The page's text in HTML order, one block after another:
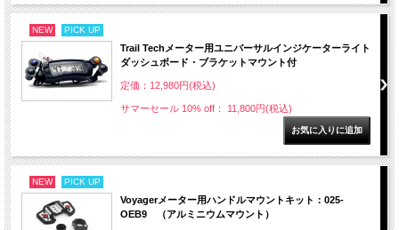
NEW PICK UP
Trail Techメーター用ユニバーサルインジケーターライト
ダッシュボード・ブラケットマウント付
定価：12,980円(税込)
サマーセール 10% off： 11,800円(税込)
NEW PICK UP
Voyagerメーター用ハンドルマウントキット：025-
OEB9 （アルミニウムマウント）